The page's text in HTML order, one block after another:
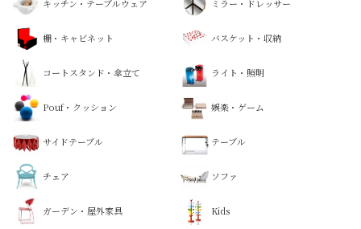
キッチン・テーブルウェア ミラー・ドレッサー
棚・キャビネット バスケット・収納
コートスタンド・傘立て ライト・照明
Pouf・クッション 娯楽・ゲーム
サイドテーブル テーブル
チェア ソファ
ガーデン・屋外家具 Kids